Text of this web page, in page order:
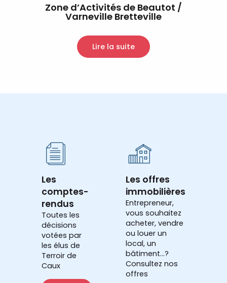
Zone d’Activités de Beautot /
Varneville Bretteville
Lire la suite
Les
comptes-
rendus
Toutes les
décisions
votées par
les élus de
Terroir de
Caux
Les offres
immobilières
Entrepreneur,
vous souhaitez
acheter, vendre
ou louer un
local, un
bâtiment...?
Consultez nos
offres